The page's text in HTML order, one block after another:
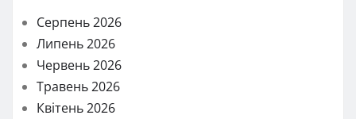
Серпень 2026
Липень 2026
Червень 2026
Травень 2026
Квітень 2026